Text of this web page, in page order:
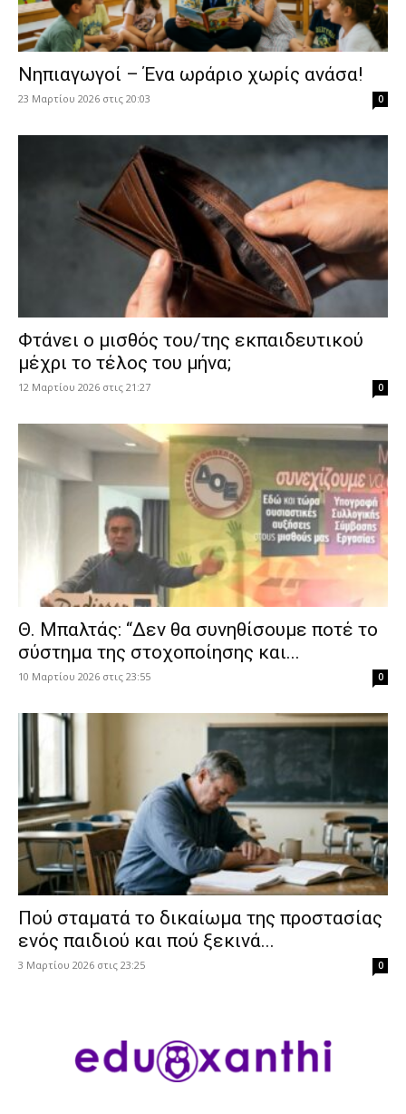
Νηπιαγωγοί – Ένα ωράριο χωρίς ανάσα!
23 Μαρτίου 2026 στις 20:03 0
Φτάνει ο μισθός του/της εκπαιδευτικού
μέχρι το τέλος του μήνα;
12 Μαρτίου 2026 στις 21:27 0
Θ. Μπαλτάς: “Δεν θα συνηθίσουμε ποτέ το
σύστημα της στοχοποίησης και...
10 Μαρτίου 2026 στις 23:55 0
Πού σταματά το δικαίωμα της προστασίας
ενός παιδιού και πού ξεκινά...
3 Μαρτίου 2026 στις 23:25 0